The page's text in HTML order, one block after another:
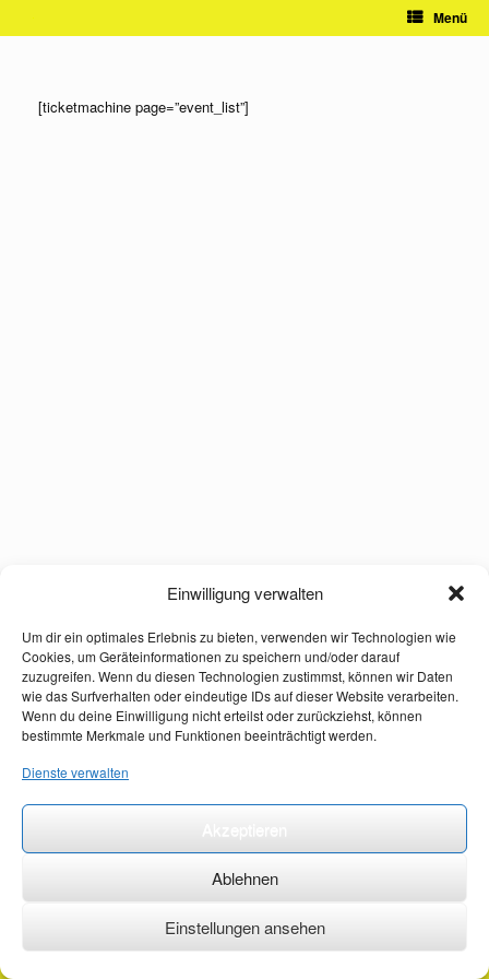
Einwilligung verwalten
Um dir ein optimales Erlebnis zu bieten, verwenden wir Technologien wie
Cookies, um Geräteinformationen zu speichern und/oder darauf
zuzugreifen. Wenn du diesen Technologien zustimmst, können wir Daten
wie das Surfverhalten oder eindeutige IDs auf dieser Website verarbeiten.
Wenn du deine Einwilligung nicht erteilst oder zurückziehst, können
bestimmte Merkmale und Funktionen beeinträchtigt werden.
Dienste verwalten
Ablehnen
Einstellungen ansehen
Menü
[ticketmachine page=”event_list”]
©2026 ·erstehilfekurs-mauch.de ·AGB ·Datenschutzerklärung ·Impressum ·